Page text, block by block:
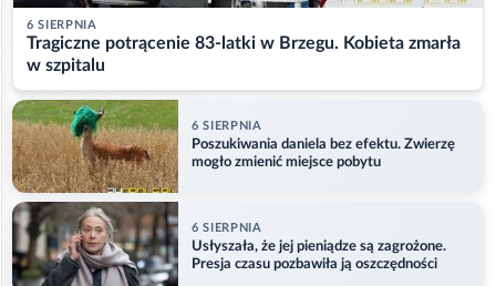
6 SIERPNIA
Tragiczne potrącenie 83-latki w Brzegu. Kobieta zmarła
w szpitalu
6 SIERPNIA
Poszukiwania daniela bez efektu. Zwierzę
mogło zmienić miejsce pobytu
6 SIERPNIA
Usłyszała, że jej pieniądze są zagrożone.
Presja czasu pozbawiła ją oszczędności